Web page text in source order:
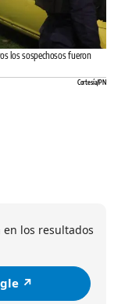
los sospechosos fueron
Cortesía/PN
los resultados
↗️